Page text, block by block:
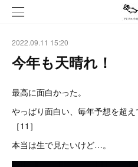
2022.09.11 15:20
今年も天晴れ！
最高に面白かった。
やっぱり面白い、毎年予想を超
［11］
本当は生で見たいけど…。